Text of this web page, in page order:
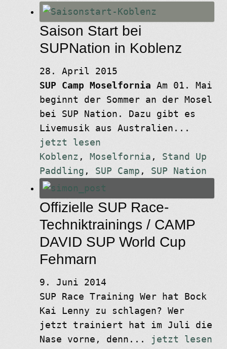
Saison Start bei
SUPNation in Koblenz
28. April 2015
SUP Camp Moselfornia Am 01. Mai
beginnt der Sommer an der Mosel
bei SUP Nation. Dazu gibt es
Livemusik aus Australien...
jetzt lesen
Koblenz , Moselfornia , Stand Up
Paddling , SUP Camp , SUP Nation
Offizielle SUP Race-
Techniktrainings / CAMP
DAVID SUP World Cup
Fehmarn
9. Juni 2014
SUP Race Training Wer hat Bock
Kai Lenny zu schlagen? Wer
jetzt trainiert hat im Juli die
Nase vorne, denn...
jetzt lesen